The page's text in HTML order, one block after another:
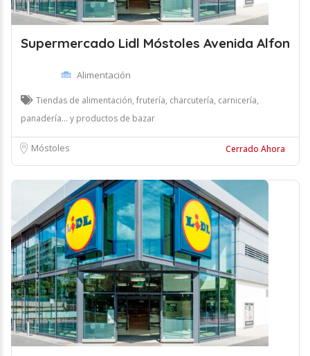
Supermercado Lidl Móstoles Avenida Alfon
Alimentación
Tiendas de alimentación, frutería, charcutería, carnicería,
panadería... y productos de bazar
Móstoles Cerrado Ahora